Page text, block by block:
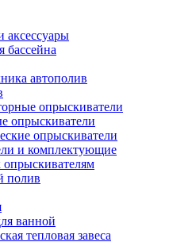
аксессуары
бассейна
автополив
опрыскиватели
опрыскиватели
опрыскиватели
и комплектующие
опрыскивателям
полив
ванной
тепловая завеса